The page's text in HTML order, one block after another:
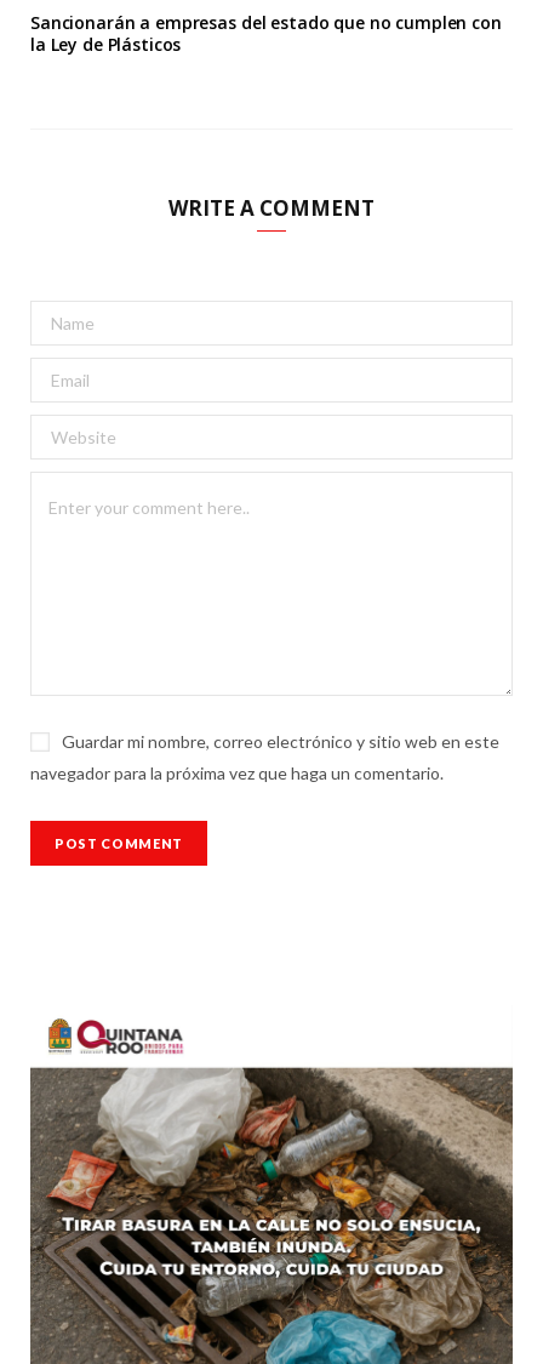
Sancionarán a empresas del estado que no cumplen con
la Ley de Plásticos
WRITE A COMMENT
Guardar mi nombre, correo electrónico y sitio web en este
navegador para la próxima vez que haga un comentario.